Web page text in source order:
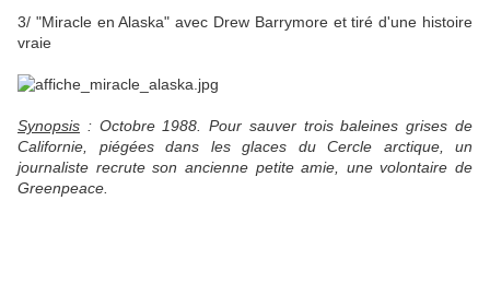
3/ "Miracle en Alaska" avec Drew Barrymore et tiré d'une histoire
vraie
Synopsis : Octobre 1988. Pour sauver trois baleines grises de
Californie, piégées dans les glaces du Cercle arctique, un
journaliste recrute son ancienne petite amie, une volontaire de
Greenpeace.